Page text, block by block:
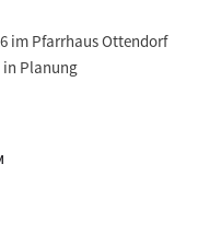
im Pfarrhaus Ottendorf
in Planung